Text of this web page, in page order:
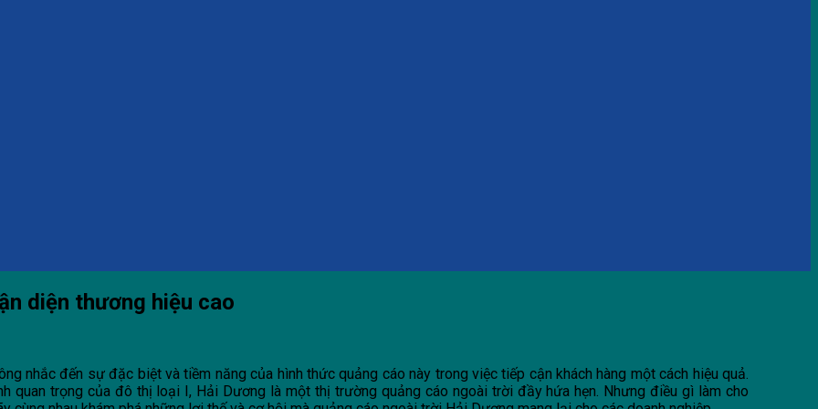
diện thương hiệu cao
nhắc đến sự đặc biệt và tiềm năng của hình thức quảng cáo này trong việc tiếp cận khách hàng một cách hiệu quả.
quan trọng của đô thị loại I, Hải Dương là một thị trường quảng cáo ngoài trời đầy hứa hẹn. Nhưng điều gì làm cho